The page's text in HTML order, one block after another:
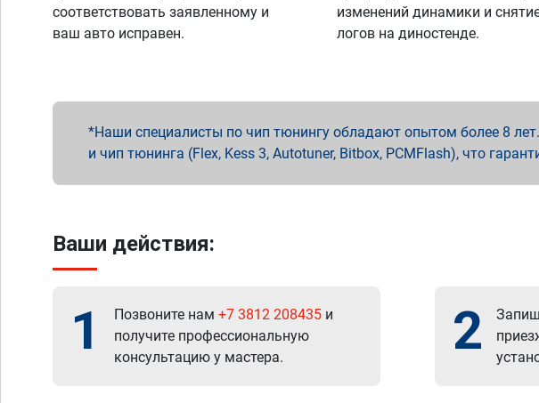
соответствовать заявленному и
ваш авто исправен.
изменений динамики и
логов на диностенде.
Наши специалисты по чип тюнингу обладают опытом более 8
и чип тюнинга (Flex, Kess 3, Autotuner, Bitbox, PCMFlash), что
Ваши действия:
1 Позвоните нам +7 3812 208435 и
получите профессиональную
консультацию у мастера.
2